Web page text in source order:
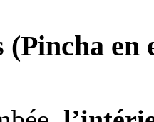
(Pincha en